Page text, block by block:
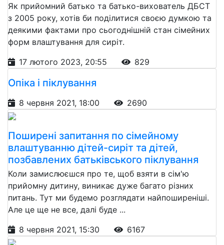
Як прийомний батько та батько-вихователь ДБСТ
з 2005 року, хотів би поділитися своєю думкою та
деякими фактами про сьогоднішній стан сімейних
форм влаштування для сиріт.
17 лютого 2023, 20:55
829
Опіка і піклування
8 червня 2021, 18:00 2690
Поширені запитання по сімейному
влаштуванню дітей-сиріт та дітей,
позбавлених батьківського піклування
Коли замислюєшся про те, щоб взяти в сім'ю
прийомну дитину, виникає дуже багато різних
питань. Тут ми будемо розглядати найпоширеніші.
Але це ще не все, далі буде ...
8 червня 2021, 15:30
6167